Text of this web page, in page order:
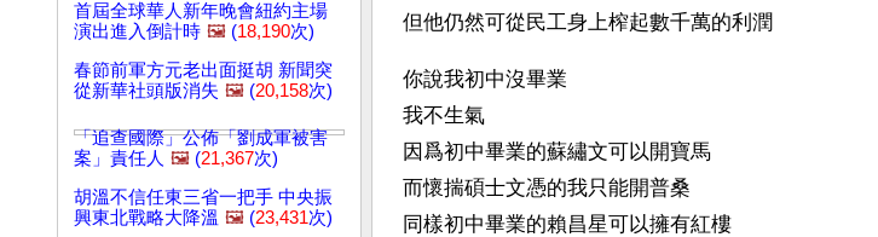
首屆全球華人新年晚會紐約主場
演出進入倒計時 🖼️ (18,190次)
春節前軍方元老出面挺胡 新聞突
從新華社頭版消失 🖼️ (20,158次)
「追查國際」公佈「劉成軍被害
案」責任人 🖼️ (21,367次)
胡溫不信任東三省一把手 中央振
興東北戰略大降溫 🖼️ (23,431次)
但他仍然可從民工身上榨起數千萬的利潤
你說我初中沒畢業
我不生氣
因爲初中畢業的蘇繡文可以開寶馬
而懷揣碩士文憑的我只能開普桑
同樣初中畢業的賴昌星可以擁有紅樓